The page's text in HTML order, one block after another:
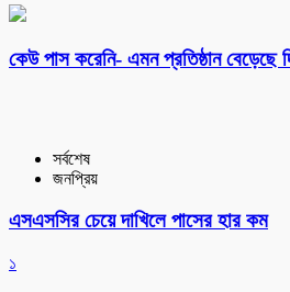
কেউ পাস করেনি- এমন প্রতিষ্ঠান বেড়েছে
সর্বশেষ
জনপ্রিয়
এসএসসির চেয়ে দাখিলে পাসের হার কম
১